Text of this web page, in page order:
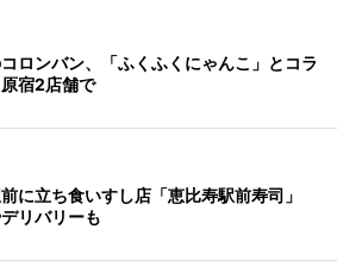
ロンバン、「ふくふくにゃんこ」とコラ
宿2店舗で
に立ち食いすし店「恵比寿駅前寿司」
リバリーも